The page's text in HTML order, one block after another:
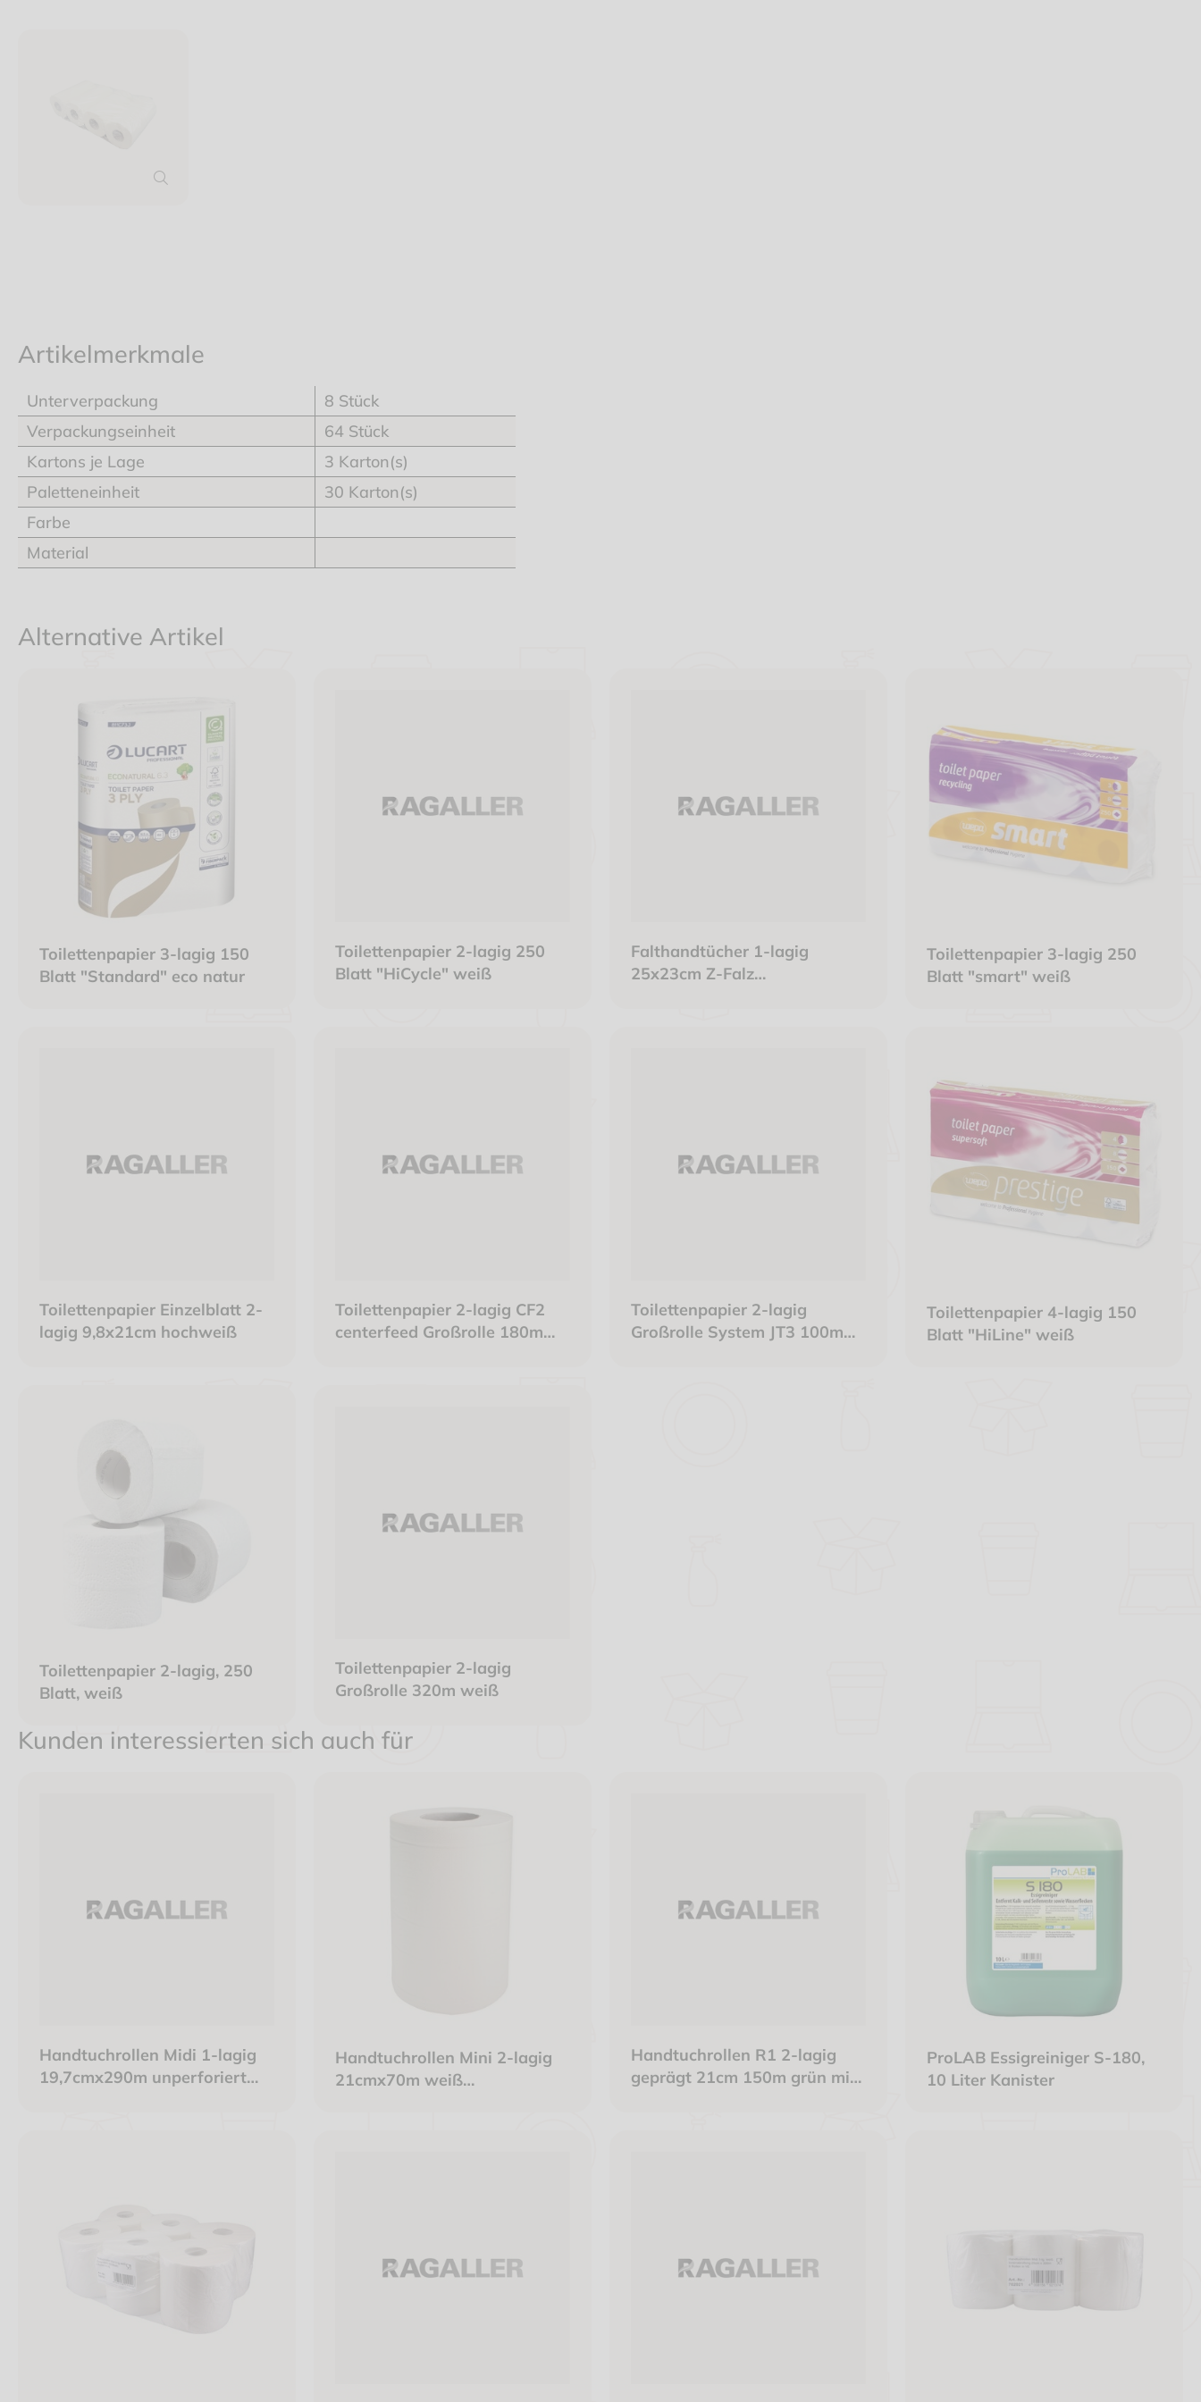
Artikelmerkmale
Unterverpackung
8 Stück
Verpackungseinheit
64 Stück
Kartons je Lage
3 Karton(s)
Paletteneinheit
30 Karton(s)
Farbe
Material
Alternative Artikel
Toilettenpapier 3-lagig 150
Blatt "Standard" eco natur
Toilettenpapier 2-lagig 250
Blatt "HiCycle" weiß
Falthandtücher 1-lagig
25x23cm Z-Falz
Toilettenpapier 3-lagig 250
Blatt "smart" weiß
Toilettenpapier Einzelblatt 2-
lagig 9,8x21cm hochweiß
Toilettenpapier 2-lagig CF2
centerfeed Großrolle 180m
Toilettenpapier 2-lagig
Großrolle System JT3 100m
Toilettenpapier 4-lagig 150
Blatt "HiLine" weiß
Toilettenpapier 2-lagig, 250
Blatt, weiß
Toilettenpapier 2-lagig
Großrolle 320m weiß
Kunden interessierten sich auch für
Handtuchrollen Midi 1-lagig
19,7cmx290m unperforiert
Handtuchrollen Mini 2-lagig
21cmx70m weiß
Handtuchrollen R1 2-lagig
geprägt 21cm 150m grün mit
ProLAB Essigreiniger S-180,
10 Liter Kanister